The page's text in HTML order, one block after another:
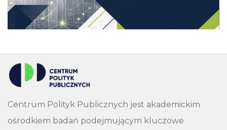
Centrum Polityk Publicznych jest akademickim
ośrodkiem badań podejmującym kluczowe